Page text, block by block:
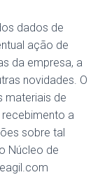
dados de
ação de
da empresa, a
novidades. O
materiais de
a
sobre tal
Núcleo de